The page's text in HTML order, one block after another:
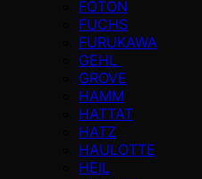
FOTON
FUCHS
FURUKAWA
GEHL
GROVE
HAMM
HATTAT
HATZ
HAULOTTE
HEIL